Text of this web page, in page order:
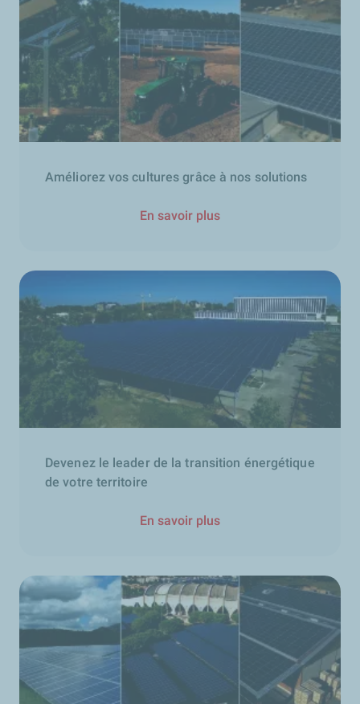
Améliorez vos cultures grâce à nos solutions
En savoir plus
Devenez le leader de la transition énergétique
de votre territoire
En savoir plus